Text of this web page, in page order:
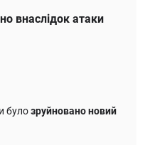
внаслідок атаки
булозруйновано новий